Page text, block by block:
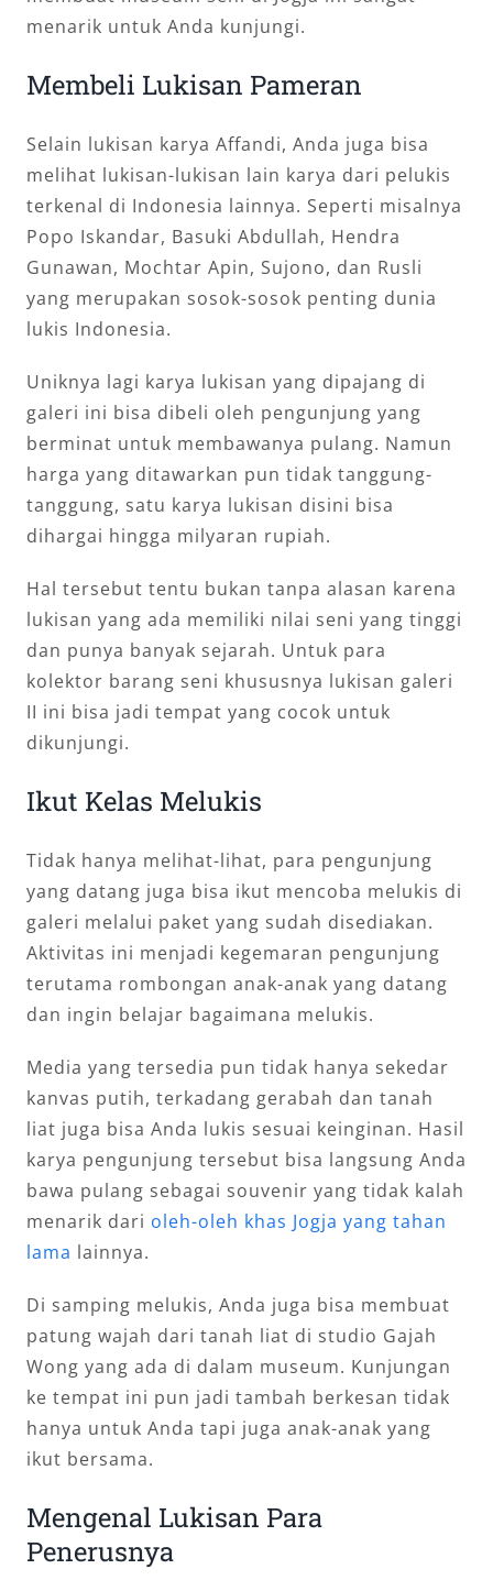
menarik untuk Anda kunjungi.
Membeli Lukisan Pameran
Selain lukisan karya Affandi, Anda juga bisa
melihat lukisan-lukisan lain karya dari pelukis
terkenal di Indonesia lainnya. Seperti misalnya
Popo Iskandar, Basuki Abdullah, Hendra
Gunawan, Mochtar Apin, Sujono, dan Rusli
yang merupakan sosok-sosok penting dunia
lukis Indonesia.
Uniknya lagi karya lukisan yang dipajang di
galeri ini bisa dibeli oleh pengunjung yang
berminat untuk membawanya pulang. Namun
harga yang ditawarkan pun tidak tanggung-
tanggung, satu karya lukisan disini bisa
dihargai hingga milyaran rupiah.
Hal tersebut tentu bukan tanpa alasan karena
lukisan yang ada memiliki nilai seni yang tinggi
dan punya banyak sejarah. Untuk para
kolektor barang seni khususnya lukisan galeri
II ini bisa jadi tempat yang cocok untuk
dikunjungi.
Ikut Kelas Melukis
Tidak hanya melihat-lihat, para pengunjung
yang datang juga bisa ikut mencoba melukis di
galeri melalui paket yang sudah disediakan.
Aktivitas ini menjadi kegemaran pengunjung
terutama rombongan anak-anak yang datang
dan ingin belajar bagaimana melukis.
Media yang tersedia pun tidak hanya sekedar
kanvas putih, terkadang gerabah dan tanah
liat juga bisa Anda lukis sesuai keinginan. Hasil
karya pengunjung tersebut bisa langsung Anda
bawa pulang sebagai souvenir yang tidak kalah
menarik dari oleh-oleh khas Jogja yang tahan
lama lainnya.
Di samping melukis, Anda juga bisa membuat
patung wajah dari tanah liat di studio Gajah
Wong yang ada di dalam museum. Kunjungan
ke tempat ini pun jadi tambah berkesan tidak
hanya untuk Anda tapi juga anak-anak yang
ikut bersama.
Mengenal Lukisan Para
Penerusnya